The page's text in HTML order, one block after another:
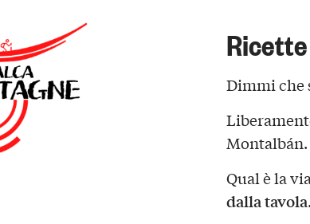
Dimmi che
Montalbán.
Qual è la
dalla tavola.